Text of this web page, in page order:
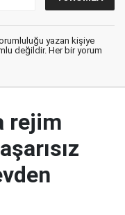
yazan kişiye
değildir. Her bir yorum
rejim